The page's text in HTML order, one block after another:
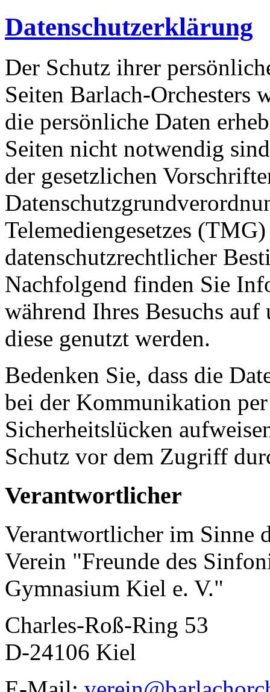
Datenschutzerklärung
Der Schutz ihrer
Seiten Barlach-Orchesters
die persönliche Daten
Seiten nicht notwendig
der gesetzlichen
Telemediengesetzes
datenschutzrechtlicher
Nachfolgend finden Sie
während Ihres Besuchs
diese genutzt werden.
Bedenken Sie, dass die
bei der Kommunikation
Sicherheitslücken
Schutz vor dem Zugriff
Verantwortlicher
Verantwortlicher im Sinne
Verein "Freunde des
Gymnasium Kiel e. V."
Charles-Roß-Ring 53
D-24106 Kiel